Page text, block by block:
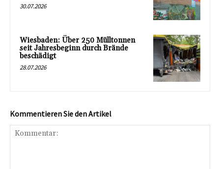
30.07.2026
Wiesbaden: Über 250 Mülltonnen
seit Jahresbeginn durch Brände
beschädigt
28.07.2026
Kommentieren Sie den Artikel